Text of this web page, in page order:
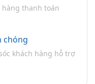
thanh toán
chóng
khách hàng hỗ trợ